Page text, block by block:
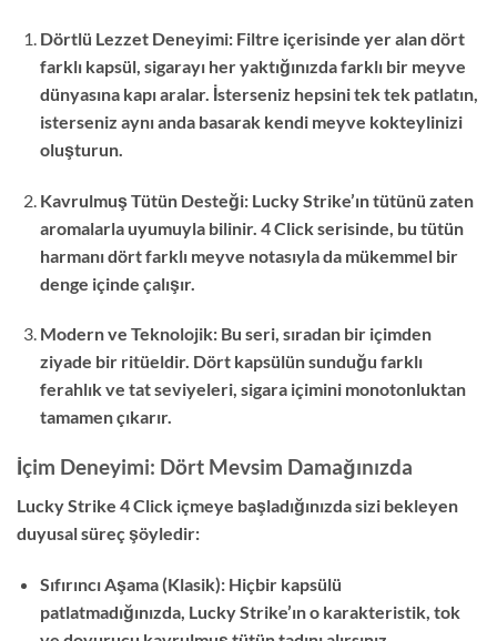
Dörtlü Lezzet Deneyimi: Filtre içerisinde yer alan dört
farklı kapsül, sigarayı her yaktığınızda farklı bir meyve
dünyasına kapı aralar. İsterseniz hepsini tek tek patlatın,
isterseniz aynı anda basarak kendi meyve kokteylinizi
oluşturun.
Kavrulmuş Tütün Desteği: Lucky Strike’ın tütünü zaten
aromalarla uyumuyla bilinir. 4 Click serisinde, bu tütün
harmanı dört farklı meyve notasıyla da mükemmel bir
denge içinde çalışır.
Modern ve Teknolojik: Bu seri, sıradan bir içimden
ziyade bir ritüeldir. Dört kapsülün sunduğu farklı
ferahlık ve tat seviyeleri, sigara içimini monotonluktan
tamamen çıkarır.
İçim Deneyimi: Dört Mevsim Damağınızda
Lucky Strike 4 Click içmeye başladığınızda sizi bekleyen
duyusal süreç şöyledir:
Sıfırıncı Aşama (Klasik): Hiçbir kapsülü
patlatmadığınızda, Lucky Strike’ın o karakteristik, tok